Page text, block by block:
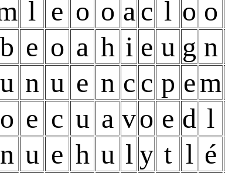
l e o o a c l o o
b e o a h i e u g n
u n u e n c c p em
o e c u a vo e d l
n u e h u l y t l é